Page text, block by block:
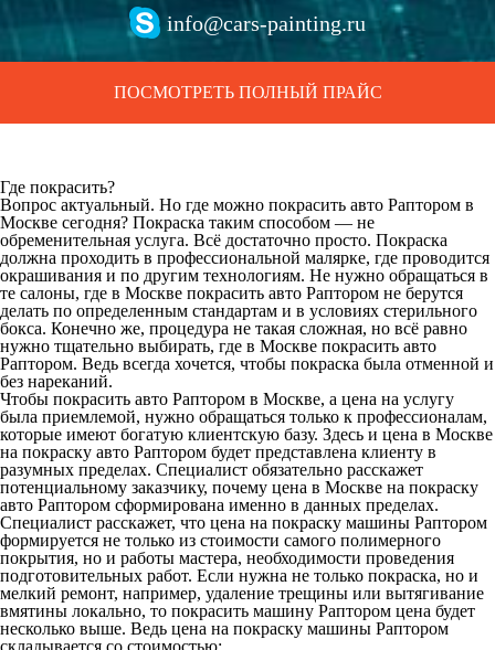
info@cars-painting.ru
ПОСМОТРЕТЬ ПОЛНЫЙ ПРАЙС
Где покрасить?
Вопрос актуальный. Но где можно покрасить авто Раптором в
Москве сегодня? Покраска таким способом — не
обременительная услуга. Всё достаточно просто. Покраска
должна проходить в профессиональной малярке, где проводится
окрашивания и по другим технологиям. Не нужно обращаться в
те салоны, где в Москве покрасить авто Раптором не берутся
делать по определенным стандартам и в условиях стерильного
бокса. Конечно же, процедура не такая сложная, но всё равно
нужно тщательно выбирать, где в Москве покрасить авто
Раптором. Ведь всегда хочется, чтобы покраска была отменной и
без нареканий.
Чтобы покрасить авто Раптором в Москве, а цена на услугу
была приемлемой, нужно обращаться только к профессионалам,
которые имеют богатую клиентскую базу. Здесь и цена в Москве
на покраску авто Раптором будет представлена клиенту в
разумных пределах. Специалист обязательно расскажет
потенциальному заказчику, почему цена в Москве на покраску
авто Раптором сформирована именно в данных пределах.
Специалист расскажет, что цена на покраску машины Раптором
формируется не только из стоимости самого полимерного
покрытия, но и работы мастера, необходимости проведения
подготовительных работ. Если нужна не только покраска, но и
мелкий ремонт, например, удаление трещины или вытягивание
вмятины локально, то покрасить машину Раптором цена будет
несколько выше. Ведь цена на покраску машины Раптором
складывается со стоимостью: